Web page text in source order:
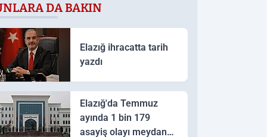
DA BAKIN
Elazığ ihracatta tarih
yazdı
Elazığ'da Temmuz
ayında 1 bin 179
asayiş olayı meydana